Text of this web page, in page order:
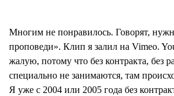
Многим не понравилось. Говорят,
проповеди». Клип я залил на Vimeo.
жалую, потому что без контракта, без
специально не занимаются, там
Я уже с 2004 или 2005 года без